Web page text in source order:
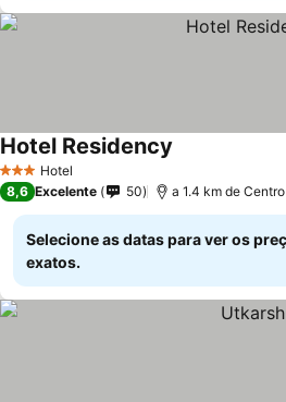
3 EstrelasHotel
Hotel Residency
8,6 Excelente 50 a 1.4 km de
Selecione as datas para ver os
exatos.